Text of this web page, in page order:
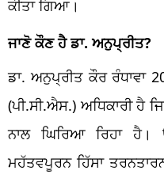
ਕੀਤਾ ਗਿਆ।
ਜਾਣੋ ਕੌਣ ਹੈ ਡਾ. ਅਨੁਪ੍ਰੀਤ?
ਡਾ. ਅਨੁਪ੍ਰੀਤ ਕੌਰ ਰੰਧਾਵਾ
(ਪੀ.ਸੀ.ਐਸ.) ਅਧਿਕਾਰੀ ਹੈ
ਨਾਲ ਘਿਰਿਆ ਰਿਹਾ
ਮਹੱਤਵਪੂਰਨ ਹਿੱਸਾ